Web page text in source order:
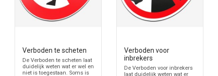
Verboden te scheten
De Verboden te scheten laat
duidelijk weten wat er wel en
niet is toegestaan. Soms is
Verboden voor
inbrekers
De Verboden voor inbrekers
laat duidelijk weten wat er